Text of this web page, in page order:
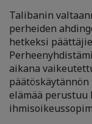
Talibanin
perheiden
hetkeksi
aikana
elämää